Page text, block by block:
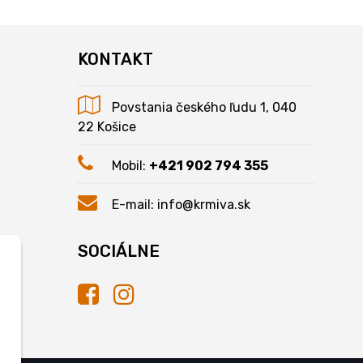
KONTAKT
Povstania českého ľudu 1, 040
22 Košice
Mobil: +421 902 794 355
E-mail: info@krmiva.sk
SOCIÁLNE